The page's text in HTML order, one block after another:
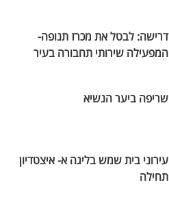
דרישה: לבטל את מכרז תנופה-
המפעילה שירותי תחבורה בעיר
שריפה ביער הנשיא
עירוני בית שמש בליגה א- איצטדיון
תחילה